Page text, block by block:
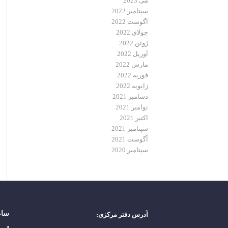
سپتامبر 2022
آگوست 2022
جولای 2022
ژوئن 2022
آوریل 2022
مارس 2022
فوریه 2022
ژانویه 2022
دسامبر 2021
نوامبر 2021
اکتبر 2021
سپتامبر 2021
آگوست 2021
سپتامبر 2020
آدرس دفتر مركزی: